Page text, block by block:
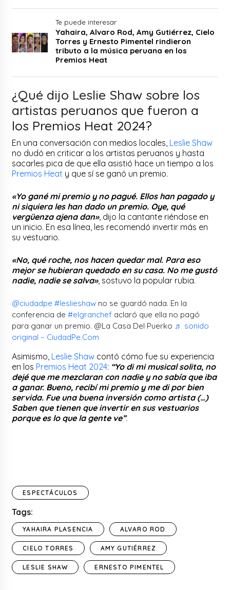
Te puede interesar
Yahaira, Alvaro Rod, Amy Gutiérrez, Cielo
Torres y Ernesto Pimentel rindieron
tributo a la música peruana en los
Premios Heat
¿Qué dijo Leslie Shaw sobre los
artistas peruanos que fueron a
los Premios Heat 2024?
En una conversación con medios locales, Leslie Shaw
no dudó en criticar a los artistas peruanos y hasta
sacarles pica de que ella asistió hace un tiempo a los
Premios Heat y que sí se ganó un premio.
«Yo gané mi premio y no pagué. Ellos han pagado y
ni siquiera les han dado un premio. Oye, qué
vergüenza ajena dan», dijo la cantante riéndose en
un inicio. En esa línea, les recomendó invertir más en
su vestuario.
«No, qué roche, nos hacen quedar mal. Para eso
mejor se hubieran quedado en su casa. No me gustó
nadie, nadie se salva», sostuvo la popular rubia.
@ciudadpe #leslieshaw no se guardó nada. En la
conferencia de#elgranchef aclaró que ella no pagó
para ganar un premio. @La Casa Del Puerko ♬ sonido
original – CiudadPe.Com
Asimismo, Leslie Shaw contó cómo fue su experiencia
en los Premios Heat 2024: “Yo di mi musical solita, no
dejé que me mezclaran con nadie y no sabía que iba
a ganar. Bueno, recibí mi premio y me di por bien
servida. Fue una buena inversión como artista (…)
Saben que tienen que invertir en sus vestuarios
porque es lo que la gente ve”.
ESPECTÁCULOS
Tags:
YAHAIRA PLASENCIA ALVARO ROD
CIELO TORRES AMY GUTIÉRREZ
LESLIE SHAW ERNESTO PIMENTEL